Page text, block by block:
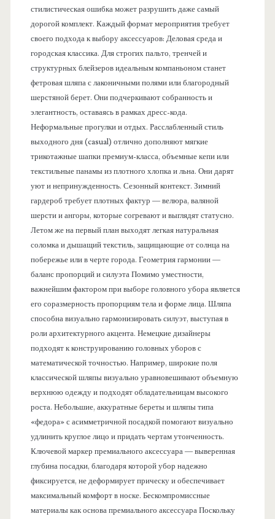
стилистическая ошибка может разрушить даже самый
дорогой комплект. Каждый формат мероприятия требует
своего подхода к выбору аксессуаров: Деловая среда и
городская классика. Для строгих пальто, тренчей и
структурных блейзеров идеальным компаньоном станет
фетровая шляпа с лаконичными полями или благородный
шерстяной берет. Они подчеркивают собранность и
элегантность, оставаясь в рамках дресс-кода.
Неформальные прогулки и отдых. Расслабленный стиль
выходного дня (casual) отлично дополняют мягкие
трикотажные шапки премиум-класса, объемные кепи или
текстильные панамы из плотного хлопка и льна. Они дарят
уют и непринужденность. Сезонный контекст. Зимний
гардероб требует плотных фактур — велюра, валяной
шерсти и ангоры, которые согревают и выглядят статусно.
Летом же на первый план выходят легкая натуральная
соломка и дышащий текстиль, защищающие от солнца на
побережье или в черте города. Геометрия гармонии —
баланс пропорций и силуэта Помимо уместности,
важнейшим фактором при выборе головного убора является
его соразмерность пропорциям тела и форме лица. Шляпа
способна визуально гармонизировать силуэт, выступая в
роли архитектурного акцента. Немецкие дизайнеры
подходят к конструированию головных уборов с
математической точностью. Например, широкие поля
классической шляпы визуально уравновешивают объемную
верхнюю одежду и подходят обладательницам высокого
роста. Небольшие, аккуратные береты и шляпы типа
«федора» с асимметричной посадкой помогают визуально
удлинить круглое лицо и придать чертам утонченность.
Ключевой маркер премиального аксессуара — выверенная
глубина посадки, благодаря которой убор надежно
фиксируется, не деформирует прическу и обеспечивает
максимальный комфорт в носке. Бескомпромиссные
материалы как основа премиального аксессуара Поскольку